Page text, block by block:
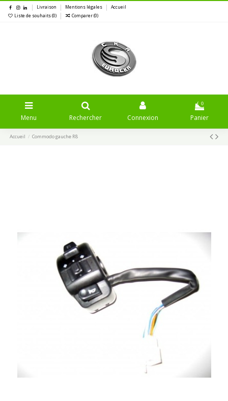
Livraison Mentions légales
Accueil
Liste de souhaits (0) Comparer (0)
Menu Rechercher Connexion
0
Panier
Accueil Commodo gauche R8